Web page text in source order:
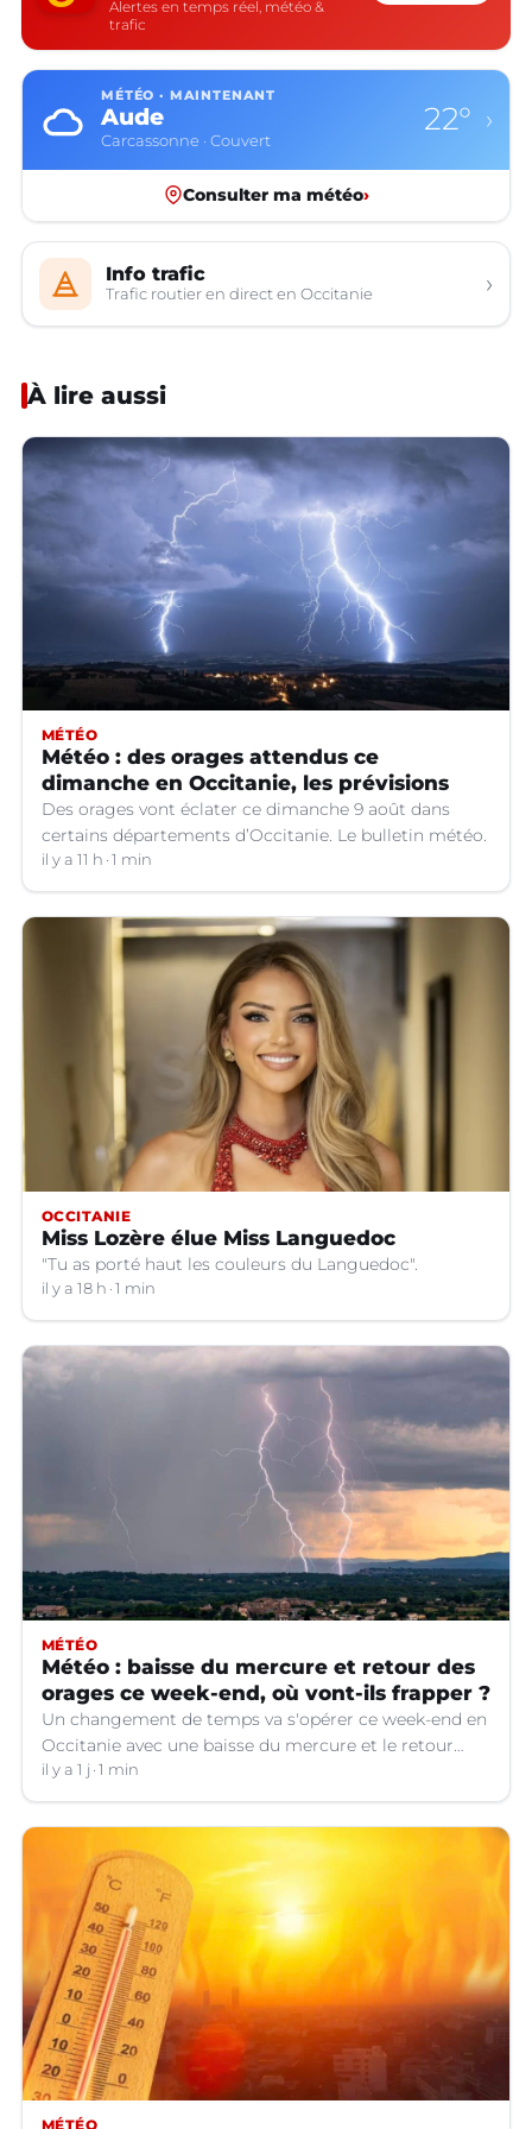
Alertes en temps réel, météo &
trafic
MÉTÉO · MAINTENANT
Aude
Carcassonne · Couvert
22° ›
Consulter ma météo›
Info trafic
Trafic routier en direct en Occitanie ›
À lire aussi
MÉTÉO
Météo : des orages attendus ce
dimanche en Occitanie, les prévisions
Des orages vont éclater ce dimanche 9 août dans
certains départements d’Occitanie. Le bulletin météo.
il y a 11 h 1 min
OCCITANIE
Miss Lozère élue Miss Languedoc
"Tu as porté haut les couleurs du Languedoc".
il y a 18 h 1 min
MÉTÉO
Météo : baisse du mercure et retour des
orages ce week-end, où vont-ils frapper ?
Un changement de temps va s'opérer ce week-end en
Occitanie avec une baisse du mercure et le retour
d'orages dans certains départements.
il y a 1 j 1 min
MÉTÉO